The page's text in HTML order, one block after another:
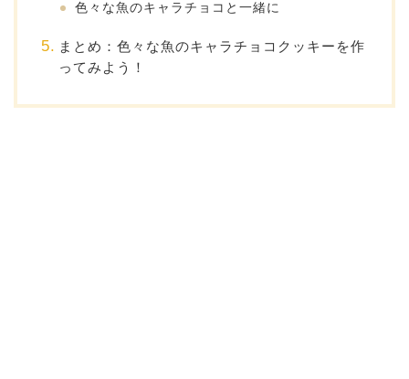
色々な魚のキャラチョコと一緒に
まとめ：色々な魚のキャラチョコクッキーを作
ってみよう！